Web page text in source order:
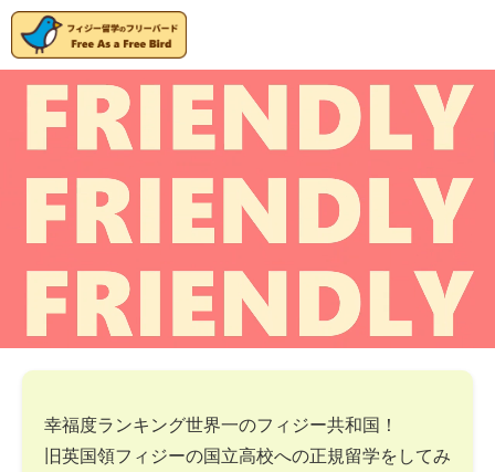
幸福度ランキング世界一のフィジー共和国！
旧英国領フィジーの国立高校への正規留学をしてみ